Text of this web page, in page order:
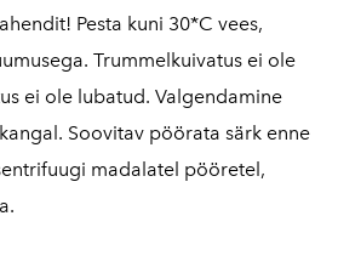
Pesta kuni 30*C vees,
Trummelkuivatus ei ole
ei ole lubatud. Valgendamine
Soovitav pöörata särk enne
madalatel pööretel,